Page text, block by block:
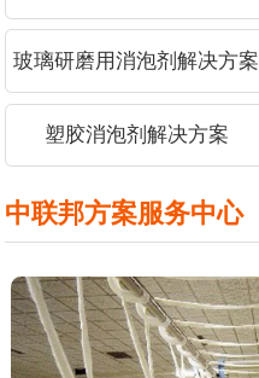
玻璃研磨用消泡剂解决方案
塑胶消泡剂解决方案
中联邦方案服务中心